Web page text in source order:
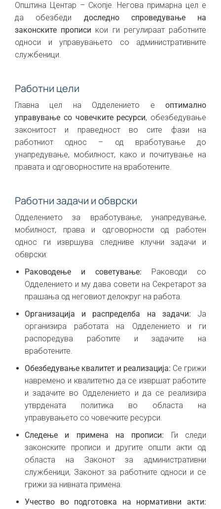
Општина Центар – Скопје. Негова примарна цел е
да обезбеди доследно спроведување на
законските прописи кои ги регулираат работните
односи и управувањето со административните
службеници.
Работни цели
Главна цел на Одделението е оптимално
управување со човечките ресурси, обезбедување
законитост и праведност во сите фази на
работниот однос – од вработување до
унапредување, мобилност, како и почитување на
правата и одговорностите на вработените.
Работни задачи и обврски
Одделението за вработување, унапредување,
мобилност, права и одговорности од работен
однос ги извршува следниве клучни задачи и
обврски:
Раководење и советување: Раководи со
Одделението и му дава совети на Секретарот за
прашања од неговиот делокруг на работа.
Организација и распределба на задачи: Ја
организира работата на Одделението и ги
распоредува работите и задачите на
вработените.
Обезбедување квалитет и реализација: Се грижи
навремено и квалитетно да се извршат работите
и задачите во Одделението и да се реализира
утврдената политика во областа на
управувањето со човечките ресурси.
Следење и примена на прописи: Ги следи
законските прописи и другите општи акти од
областа на Законот за административни
службеници, Законот за работните односи и се
грижи за нивната примена.
Учество во подготовка на нормативни акти: